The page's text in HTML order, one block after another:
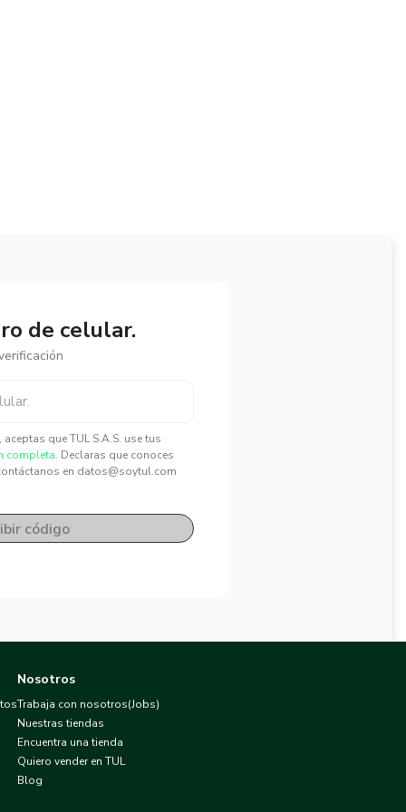
de celular.
que TUL S.A.S. use tus
completa. Declaras que conoces
en datos@soytul.com
código
Nosotros
Trabaja con nosotros(Jobs)
Nuestras tiendas
Encuentra una tienda
Quiero vender en TUL
Blog